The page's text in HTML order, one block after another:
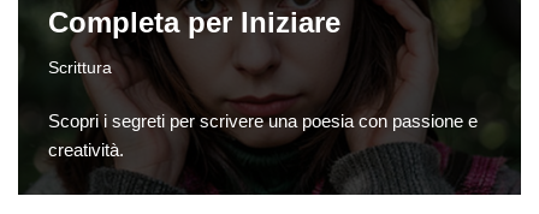
Completa per Iniziare
Scrittura
Scopri i segreti per scrivere una poesia con passione e
creatività.